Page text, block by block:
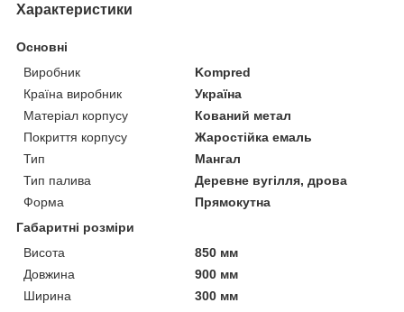
Характеристики
Основні
Виробник
Kompred
Країна виробник
Україна
Матеріал корпусу
Кований метал
Покриття корпусу
Жаростійка емаль
Тип
Мангал
Тип палива
Деревне вугілля, дрова
Форма
Прямокутна
Габаритні розміри
Висота
850 мм
Довжина
900 мм
Ширина
300 мм